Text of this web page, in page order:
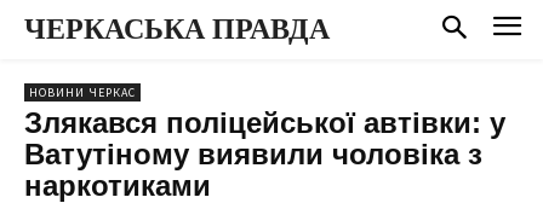
ЧЕРКАСЬКА ПРАВДА
НОВИНИ ЧЕРКАС
Злякався поліцейської автівки: у
Ватутіному виявили чоловіка з
наркотиками